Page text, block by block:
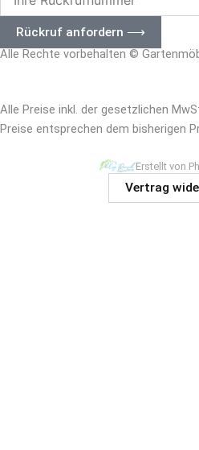
Rückrufnummer
Rückruf anfordern ⟶
Alle Rechte vorbehalten ©
Alle Preise inkl. der gesetzlichen
Preise entsprechen dem bisherigen
Erstellt von
Vertrag